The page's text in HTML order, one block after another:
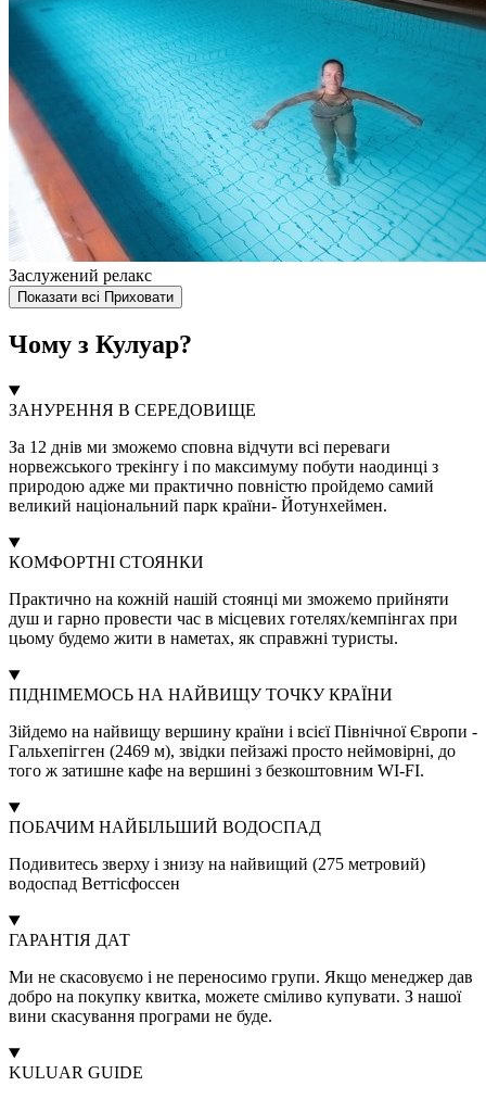
Заслужений релакс
Показати всі Приховати
Чому з Кулуар?
ЗАНУРЕННЯ В СЕРЕДОВИЩЕ
За 12 днів ми зможемо сповна відчути всі переваги
норвежського трекінгу і по максимуму побути наодинці з
природою адже ми практично повністю пройдемо самий
великий національний парк країни- Йотунхеймен.
КОМФОРТНІ СТОЯНКИ
Практично на кожній нашій стоянці ми зможемо прийняти
душ и гарно провести час в місцевих готелях/кемпінгах при
цьому будемо жити в наметах, як справжні туристы.
ПІДНІМЕМОСЬ НА НАЙВИЩУ ТОЧКУ КРАЇНИ
Зійдемо на найвищу вершину країни і всієї Північної Європи -
Гальхепігген (2469 м), звідки пейзажі просто неймовірні, до
того ж затишне кафе на вершині з безкоштовним WI-FI.
ПОБАЧИМ НАЙБІЛЬШИЙ ВОДОСПАД
Подивитесь зверху і знизу на найвищий (275 метровий)
водоспад Веттісфоссен
ГАРАНТІЯ ДАТ
Ми не скасовуємо і не переносимо групи. Якщо менеджер дав
добро на покупку квитка, можете сміливо купувати. З нашої
вини скасування програми не буде.
KULUAR GUIDE